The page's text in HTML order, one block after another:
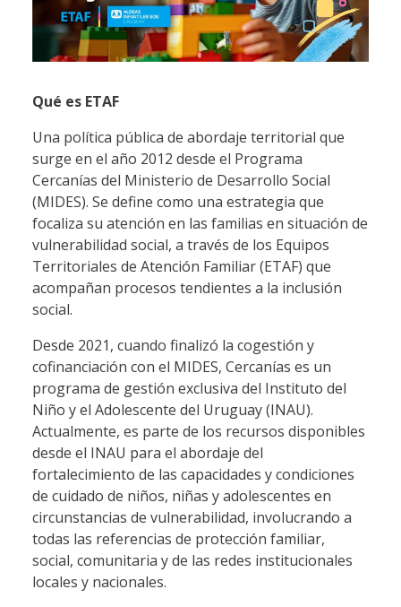
Qué es ETAF
Una política pública de abordaje territorial que
surge en el año 2012 desde el Programa
Cercanías del Ministerio de Desarrollo Social
(MIDES). Se define como una estrategia que
focaliza su atención en las familias en situación de
vulnerabilidad social, a través de los Equipos
Territoriales de Atención Familiar (ETAF) que
acompañan procesos tendientes a la inclusión
social.
Desde 2021, cuando finalizó la cogestión y
cofinanciación con el MIDES, Cercanías es un
programa de gestión exclusiva del Instituto del
Niño y el Adolescente del Uruguay (INAU).
Actualmente, es parte de los recursos disponibles
desde el INAU para el abordaje del
fortalecimiento de las capacidades y condiciones
de cuidado de niños, niñas y adolescentes en
circunstancias de vulnerabilidad, involucrando a
todas las referencias de protección familiar,
social, comunitaria y de las redes institucionales
locales y nacionales.